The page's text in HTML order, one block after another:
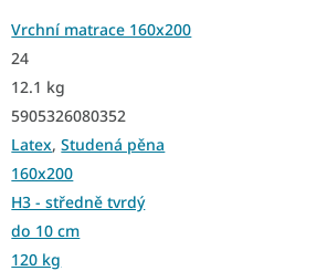
Vrchní matrace 160x200
24
12.1 kg
5905326080352
Latex,Studená pěna
160x200
H3 - středně tvrdý
do 10 cm
120 kg